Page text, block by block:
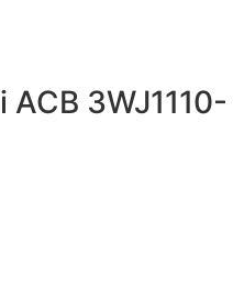
3WJ1110-